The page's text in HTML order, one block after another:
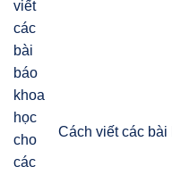
Cách viết các bài